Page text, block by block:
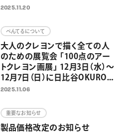
ーの2色を追加し、全5色展開に
2025.11.20
ぺんてるについて
大人のクレヨンで描く全ての人
のための展覧会 「100点のアー
トクレヨン画展」 12月3日（水）～
12月7日（日）に日比谷OKUROJI
で開催 2,300点以上の応募作
2025.11.06
重要なお知らせ
製品価格改定のお知らせ